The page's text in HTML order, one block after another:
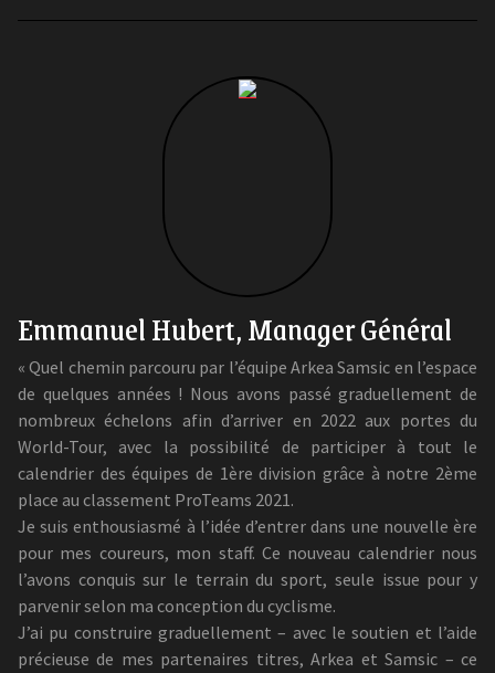
Emmanuel Hubert, Manager Général
« Quel chemin parcouru par l’équipe Arkea Samsic en l’espace
de quelques années ! Nous avons passé graduellement de
nombreux échelons afin d’arriver en 2022 aux portes du
World-Tour, avec la possibilité de participer à tout le
calendrier des équipes de 1ère division grâce à notre 2ème
place au classement ProTeams 2021.
Je suis enthousiasmé à l’idée d’entrer dans une nouvelle ère
pour mes coureurs, mon staff. Ce nouveau calendrier nous
l’avons conquis sur le terrain du sport, seule issue pour y
parvenir selon ma conception du cyclisme.
J’ai pu construire graduellement – avec le soutien et l’aide
précieuse de mes partenaires titres, Arkea et Samsic – ce